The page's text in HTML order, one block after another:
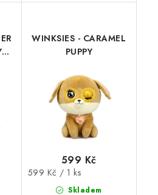
WINKSIES - CARAMEL
PUPPY
Skladem
599 Kč
Měrná
599 Kč / 1 ks